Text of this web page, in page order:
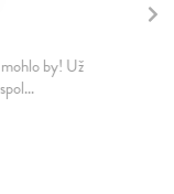
by! Už